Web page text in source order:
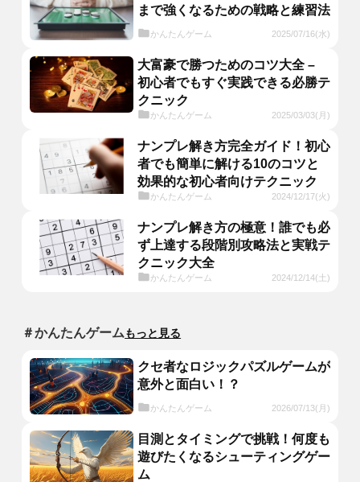
まで強くなるための戦略と練習法
かんたんゲーム 2025/07/16(水)
大富豪で勝つためのコツ大全 –
初心者でもすぐ実践できる必勝テ
クニック
かんたんゲーム 2025/03/03(月)
ナンプレ解き方完全ガイド！初心
者でも簡単に解ける10のコツと
効果的な初心者向けテクニック
かんたんゲーム 2024/12/17(火)
ナンプレ解き方の極意！誰でも必
ず上達する段階別攻略法と実戦テ
クニック大全
かんたんゲーム 2024/12/14(土)
＃かんたんゲームもっと見る
クセ者なロジックパズルゲームが
意外と面白い！？
かんたんゲーム 2026/07/13(月)
目測とタイミングで挑戦！何度も
遊びたくなるシューティングゲー
ム